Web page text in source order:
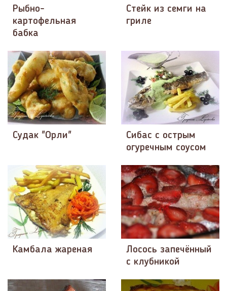
Рыбно-
картофельная
бабка
Стейк из семги на
гриле
Судак "Орли"
Сибас с острым
огуречным соусом
Камбала жареная
Лосось запечённый
с клубникой